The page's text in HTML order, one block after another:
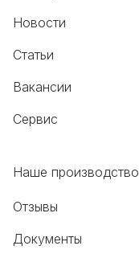
Новости
Статьи
Вакансии
Сервис
Наше производство
Отзывы
Документы